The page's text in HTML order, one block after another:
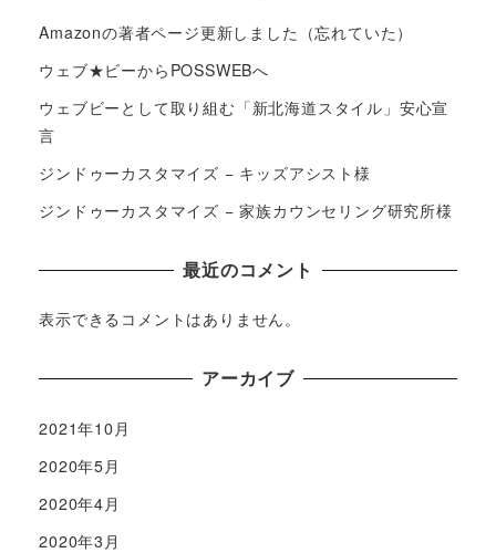
Amazonの著者ページ更新しました（忘れていた）
ウェブ★ビーからPOSSWEBへ
ウェブビーとして取り組む「新北海道スタイル」安心宣
言
ジンドゥーカスタマイズ − キッズアシスト様
ジンドゥーカスタマイズ − 家族カウンセリング研究所様
最近のコメント
表示できるコメントはありません。
アーカイブ
2021年10月
2020年5月
2020年4月
2020年3月